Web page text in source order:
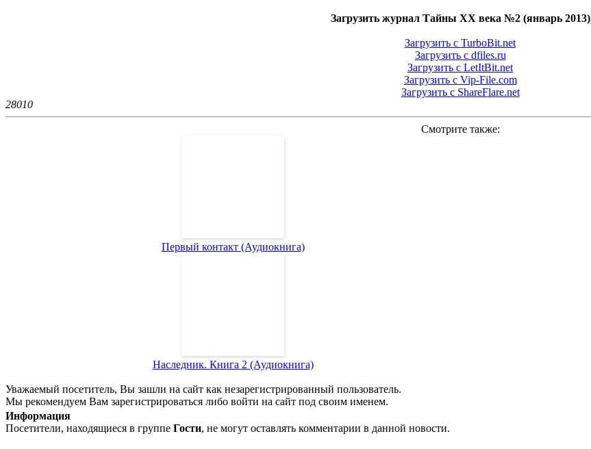
Загрузить журнал Тайны ХХ века №2 (январь 2013)
Загрузить с TurboBit.net
Загрузить с dfiles.ru
Загрузить с LetItBit.net
Загрузить с Vip-File.com
Загрузить с ShareFlare.net
28010
Смотрите также:
Первый контакт (Аудиокнига)
Наследник. Книга 2 (Аудиокнига)
Уважаемый посетитель, Вы зашли на сайт как незарегистрированный пользователь.
Мы рекомендуем Вам зарегистрироваться либо войти на сайт под своим именем.
Информация
Посетители, находящиеся в группе Гости, не могут оставлять комментарии в данной новости.